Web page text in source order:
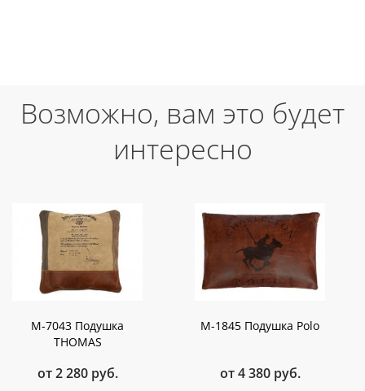
Возможно, вам это будет
интересно
M-7043 Подушка
THOMAS
от 2 280 руб.
М-1845 Подушка Polo
от 4 380 руб.